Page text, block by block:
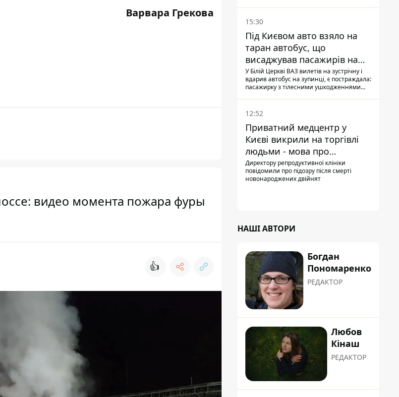
Варвара Грекова
видео момента пожара фуры
👍
15:30
Під Києвом авто взяло на
таран автобус, що
висаджував пасажирів на
зупинці - пасажирка в
лікарні
У Білій Церкві ВАЗ вилетів на зустрічну і
вдарив автобус на зупинці, є постраждала:
пасажирку з тілесними ушкодженнями
12:52
Приватний медцентр у
Києві викрили на торгівлі
людьми - мова про
сурогатне материнство
Директору репродуктивної клініки
повідомили про підозру після смерті
новонароджених двійнят
НАШІ АВТОРИ
Богдан
Пономаренко
РЕДАКТОР
Любов
Кінаш
РЕДАКТОР